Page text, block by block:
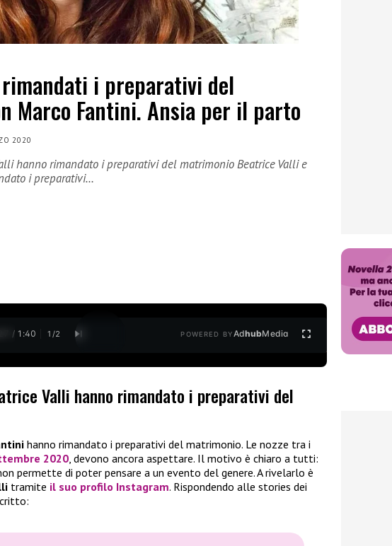
i preparativi del
Marco Fantini. Ansia per il parto
2020
hanno rimandato i preparativi del matrimonio Beatrice Valli e
i preparativi…
/ 1:40 1 /2 POWERED BYAdhubMedia
Valli hanno rimandato i preparativi del
hanno rimandato i preparativi del matrimonio. Le nozze tra i
2020, devono ancora aspettare. Il motivo è chiaro a tutti:
permette di poter pensare a un evento del genere. A rivelarlo è
tramite il suo profilo Instagram. Rispondendo alle stories dei